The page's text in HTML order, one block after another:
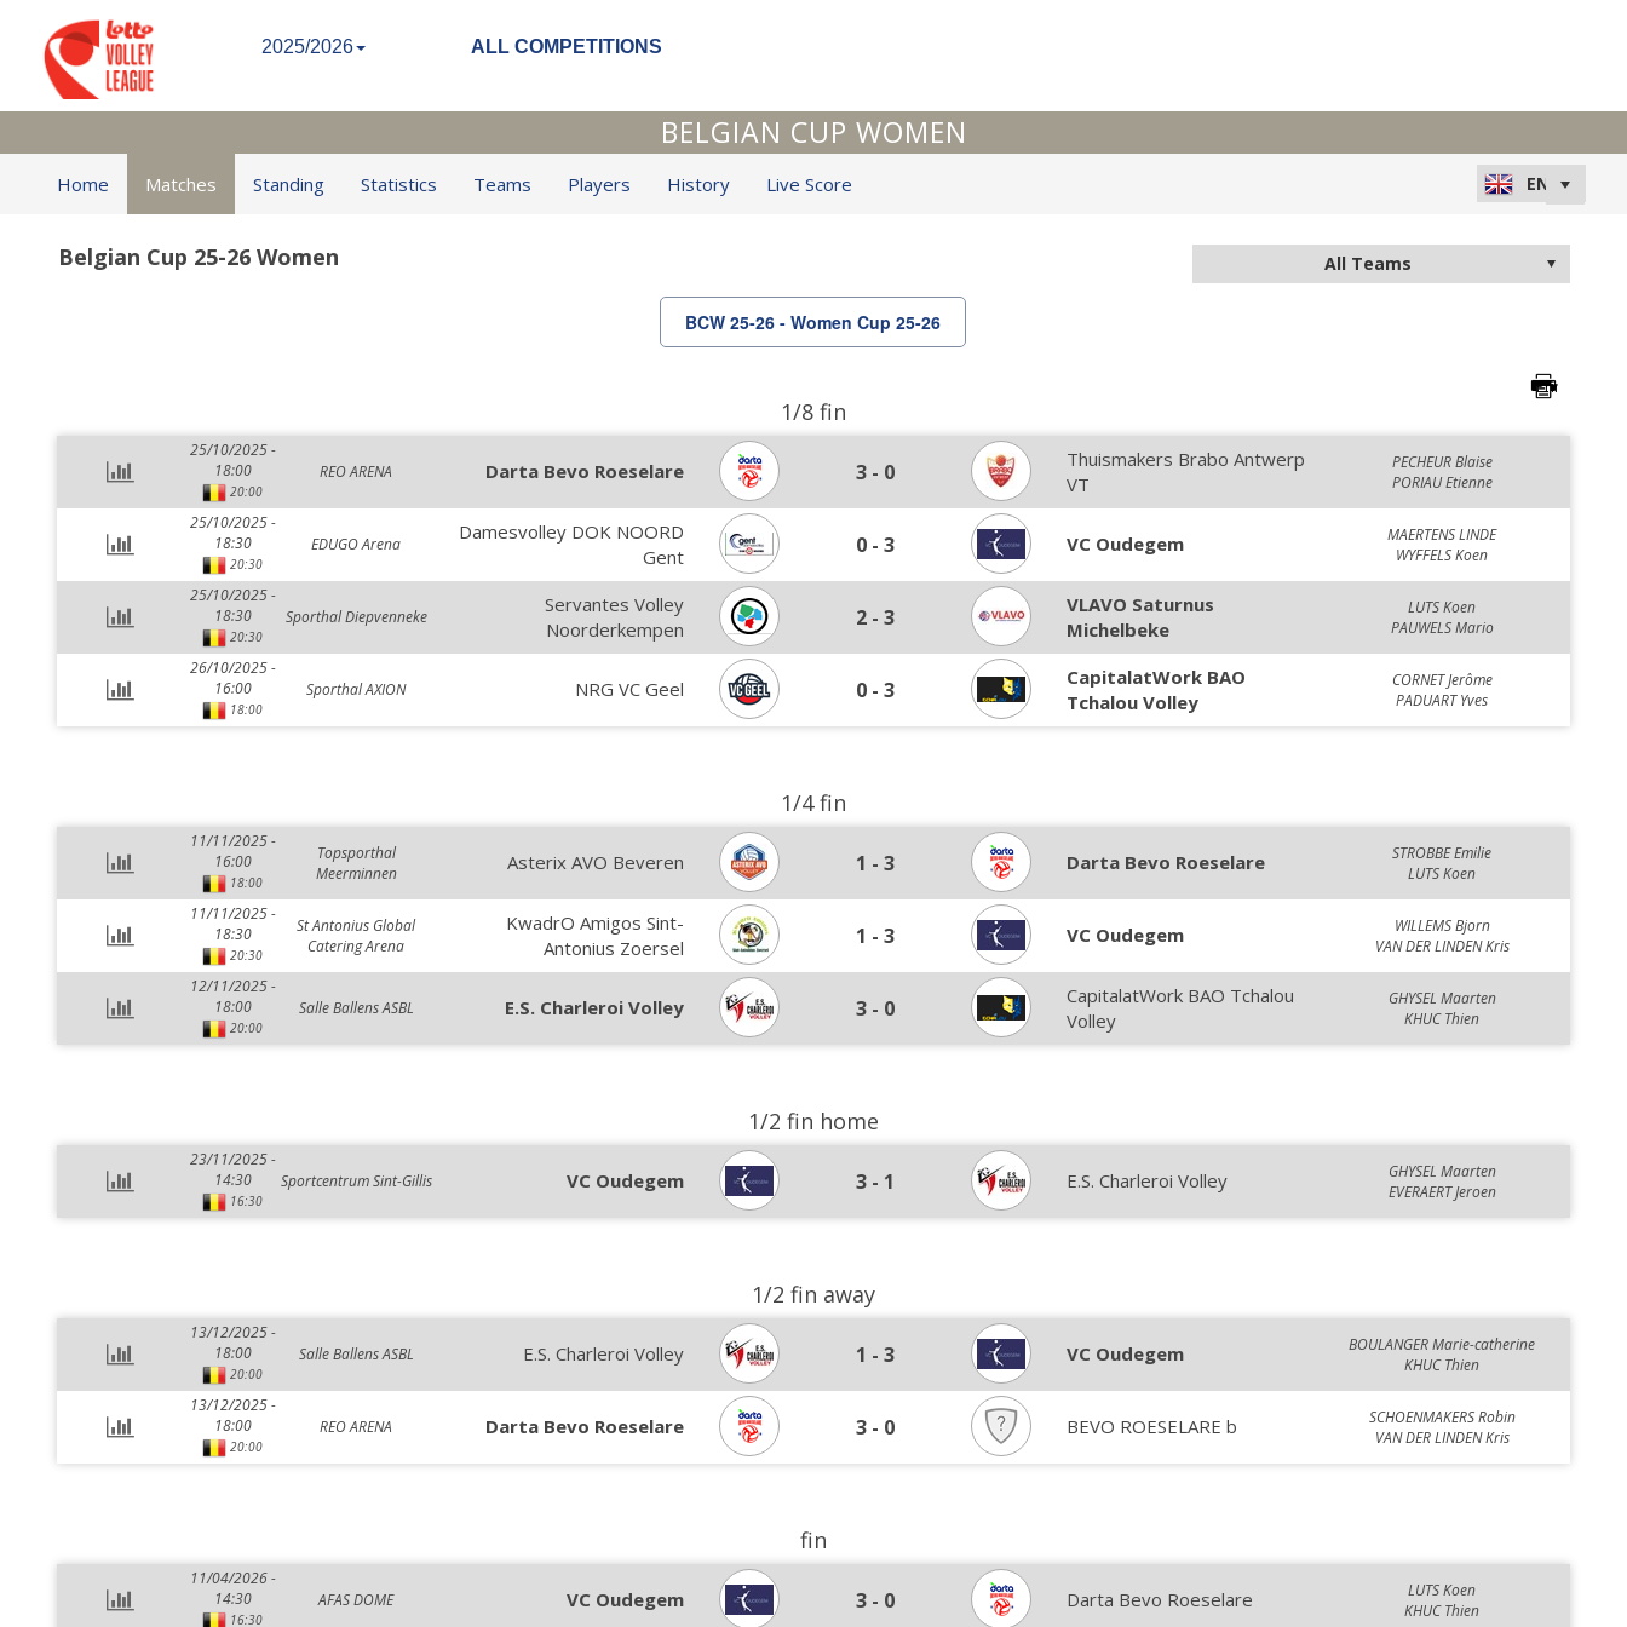
2025/2026 ALL COMPETITIONS
BELGIAN CUP WOMEN
Home Matches Standing Statistics Teams Players History Live Score
Belgian Cup 25-26 Women
BCW 25-26 - Women Cup 25-26
1/8 fin
25/10/2025 -
18:00
20:00
REO ARENA Darta Bevo Roeselare 3 - 0
Thuismakers Brabo Antwerp
VT
PECHEUR Blaise
PORIAU Etienne
25/10/2025 -
18:30
20:30
EDUGO Arena
Damesvolley DOK NOORD
Gent
0 - 3 VC Oudegem
MAERTENS LINDE
WYFFELS Koen
25/10/2025 -
18:30
20:30
Sporthal Diepvenneke
Servantes Volley
Noorderkempen
2 - 3
VLAVO Saturnus
Michelbeke
LUTS Koen
PAUWELS Mario
26/10/2025 -
16:00
18:00
Sporthal AXION NRG VC Geel 0 - 3
CapitalatWork BAO
Tchalou Volley
CORNET Jerôme
PADUART Yves
1/4 fin
11/11/2025 -
16:00
18:00
Topsporthal
Meerminnen
Asterix AVO Beveren 1 - 3 Darta Bevo Roeselare
STROBBE Emilie
LUTS Koen
11/11/2025 -
18:30
20:30
St Antonius Global
Catering Arena
KwadrO Amigos Sint-
Antonius Zoersel
1 - 3 VC Oudegem
WILLEMS Bjorn
VAN DER LINDEN Kris
12/11/2025 -
18:00
20:00
Salle Ballens ASBL E.S. Charleroi Volley 3 - 0
CapitalatWork BAO Tchalou
Volley
GHYSEL Maarten
KHUC Thien
1/2 fin home
23/11/2025 -
14:30
16:30
Sportcentrum Sint-Gillis VC Oudegem 3 - 1 E.S. Charleroi Volley
GHYSEL Maarten
EVERAERT Jeroen
1/2 fin away
13/12/2025 -
18:00
20:00
Salle Ballens ASBL E.S. Charleroi Volley 1 - 3 VC Oudegem
BOULANGER Marie-catherine
KHUC Thien
13/12/2025 -
18:00
20:00
REO ARENA Darta Bevo Roeselare 3 - 0 BEVO ROESELARE b
SCHOENMAKERS Robin
VAN DER LINDEN Kris
fin
11/04/2026 -
14:30
16:30
AFAS DOME VC Oudegem 3 - 0 Darta Bevo Roeselare
LUTS Koen
KHUC Thien